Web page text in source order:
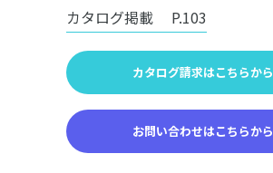
カタログ掲載 P.103
カタログ請求はこちらから
お問い合わせはこちらから